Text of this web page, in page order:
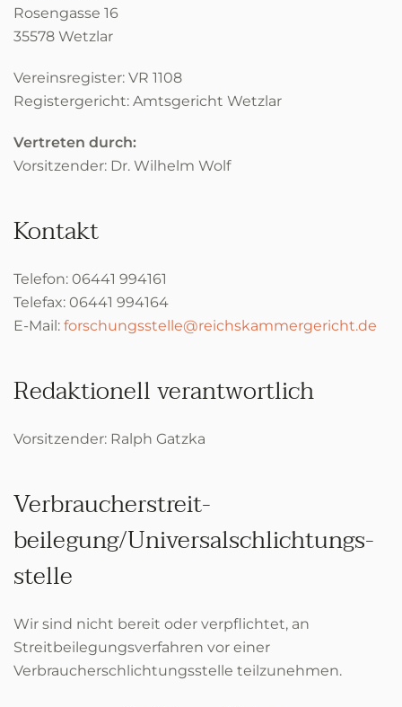
Rosengasse 16
35578 Wetzlar
Vereinsregister: VR 1108
Registergericht: Amtsgericht Wetzlar
Vertreten durch:
Vorsitzender: Dr. Wilhelm Wolf
Kontakt
Telefon: 06441 994161
Telefax: 06441 994164
E-Mail: forschungsstelle@reichskammergericht.de
Redaktionell verantwortlich
Vorsitzender: Ralph Gatzka
Verbraucher­streit­
beilegung/Universal­schlichtungs­
stelle
Wir sind nicht bereit oder verpflichtet, an
Streitbeilegungsverfahren vor einer
Verbraucherschlichtungsstelle teilzunehmen.